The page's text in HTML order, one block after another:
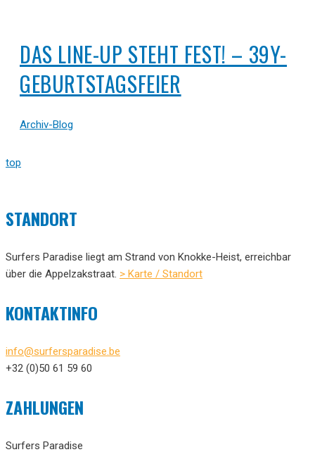
DAS LINE-UP STEHT FEST! – 39Y-
GEBURTSTAGSFEIER
Archiv-Blog
top
STANDORT
Surfers Paradise liegt am Strand von Knokke-Heist, erreichbar
über die Appelzakstraat. > Karte / Standort
KONTAKTINFO
info@surfersparadise.be
+32 (0)50 61 59 60
ZAHLUNGEN
Surfers Paradise